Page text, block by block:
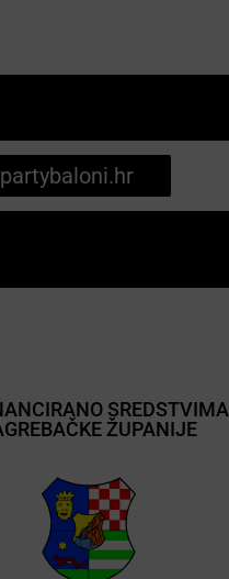
SREDSTVIMA
ŽUPANIJE